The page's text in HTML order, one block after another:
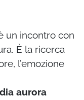
un incontro con
È la ricerca
l’emozione
aurora